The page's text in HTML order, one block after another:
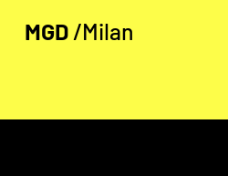
MGD /Milan